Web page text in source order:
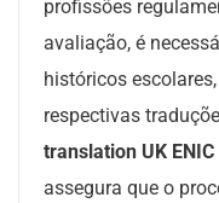
profissões
avaliação, é
históricos
respectivas
translation UK
assegura que o